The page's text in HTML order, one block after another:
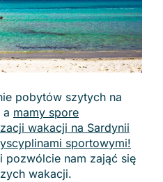
pobytów szytych na
a mamy spore
wakacji na Sardynii
sportowymi!
pozwólcie nam zająć się
wakacji.